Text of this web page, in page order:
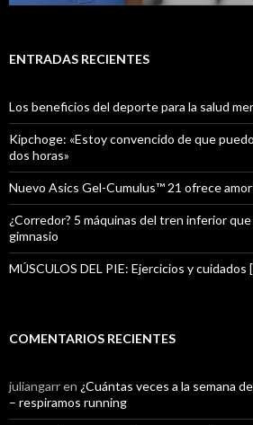
ENTRADAS RECIENTES
Los beneficios del deporte para la salud
Kipchoge: «Estoy convencido de que
dos horas»
Nuevo Asics Gel-Cumulus™ 21 ofrece
¿Corredor? 5 máquinas del tren inferior
gimnasio
MÚSCULOS DEL PIE: Ejercicios y cuidados
COMENTARIOS RECIENTES
juliangarren ¿Cuántas veces a la semana
– respiramos running